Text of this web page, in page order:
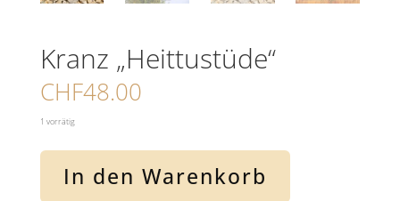
Kranz „Heittustüde“
CHF48.00
1 vorrätig
Kranz
"Heittustüde"
MengeIn den Warenkorb